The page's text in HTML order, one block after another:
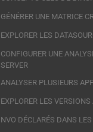
GÉNÉRER UNE MATRICE
EXPLORER LES
CONFIGURER UNE
SERVER
ANALYSER PLUSIEURS
EXPLORER LES
NVO DÉCLARÉS DANS